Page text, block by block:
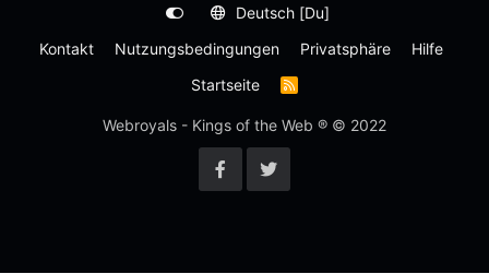
Deutsch [Du]
Kontakt
Nutzungsbedingungen Privatsphäre
Hilfe
Startseite
R
S
Webroyals - Kings of the Web ® © 2022